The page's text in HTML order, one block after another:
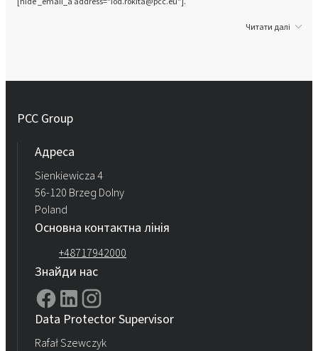
Читати далі
PCC Group
Адреса
Sienkiewicza 4
56-120 Brzeg Dolny
Poland
Основна контактна лінія
+48717942000
Знайди нас
Data Protector Supervisor
Rafał Szewczyk